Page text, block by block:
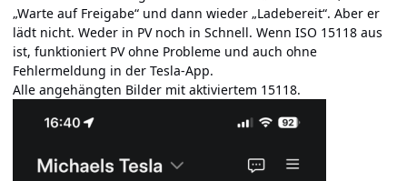
„Warte auf Freigabe“ und dann wieder „Ladebereit“. Aber er
lädt nicht. Weder in PV noch in Schnell. Wenn ISO 15118 aus
ist, funktioniert PV ohne Probleme und auch ohne
Fehlermeldung in der Tesla-App.
Alle angehängten Bilder mit aktiviertem 15118.